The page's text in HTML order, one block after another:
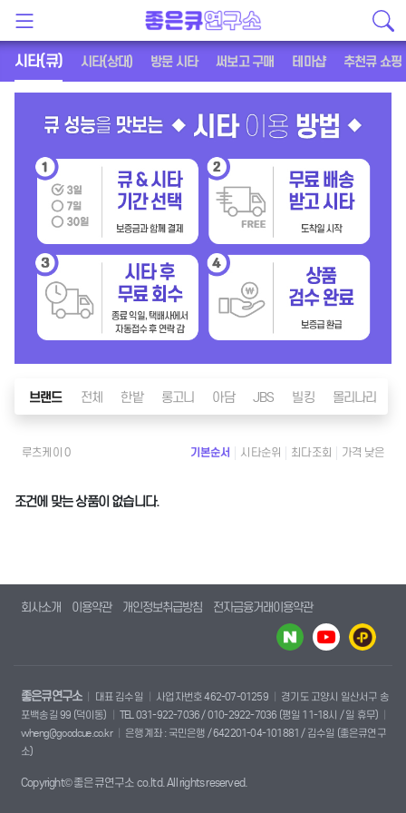
시타(큐) 시타(상대) 방문 시타 써보고 구매 테마샵 추천큐 쇼핑
브랜드 전체 한밭 롱고니 아담 JBS 빌킹 몰리나리
루츠케이 0 기본순서 시타순위 최다조회 가격 낮은
조건에 맞는 상품이 없습니다.
회사소개 이용약관 개인정보취급방침 전자금융거래이용약관
좋은큐연구소 대표 김수일 사업자번호 462-07-01259
경기도 고양시 일산서구 송
포백송길 99 (덕이동)
TEL 031-922-7036 / 010-2922-7036 (평일 11-18시 / 일 휴무)
wheng@goodcue.co.kr
은행계좌 : 국민은행 / 642201-04-101881 / 김수일 (좋은큐연구
소)
Copyright© 좋은큐연구소 co.ltd. All rights reserved.